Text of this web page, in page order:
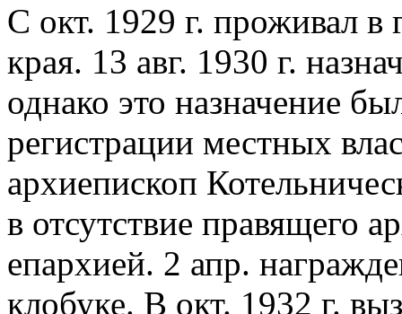
С окт. 1929 г. проживал в
края. 13 авг. 1930 г.
однако это назначение
регистрации местных
архиепископ
в отсутствие правящего
епархией. 2 апр.
клобуке. В окт. 1932 г.